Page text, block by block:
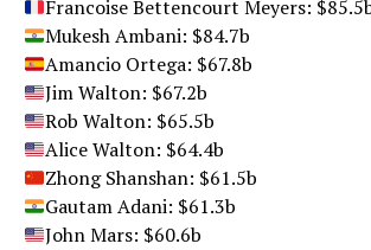
Francoise Bettencourt Meyers:
Mukesh Ambani: $84.7b
Amancio Ortega: $67.8b
Jim Walton: $67.2b
Rob Walton: $65.5b
Alice Walton: $64.4b
Zhong Shanshan: $61.5b
Gautam Adani: $61.3b
John Mars: $60.6b